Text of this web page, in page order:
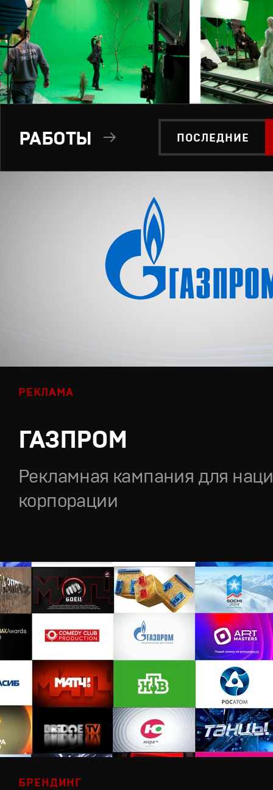
ПОСЛЕДНИЕ
РАБОТЫ
РЕКЛАМА
ГАЗПРОМ
Рекламная кампания для
корпорации
БРЕНДИНГ